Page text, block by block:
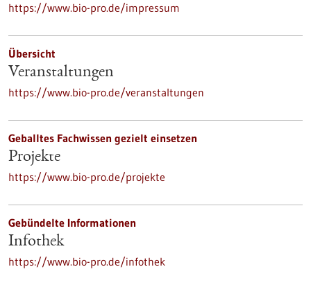
https://www.bio-pro.de/impressum
Übersicht
Veranstaltungen
https://www.bio-pro.de/veranstaltungen
Geballtes Fachwissen gezielt einsetzen
Projekte
https://www.bio-pro.de/projekte
Gebündelte Informationen
Infothek
https://www.bio-pro.de/infothek